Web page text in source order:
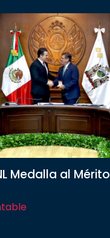
Medalla al Mérito